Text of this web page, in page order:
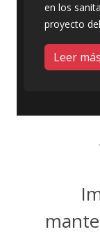
en los
proyecto
Leer más